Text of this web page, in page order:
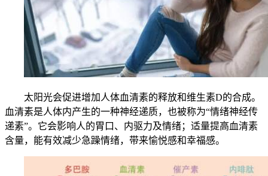
太阳光会促进增加人体血清素的释放和维生素D的合成。
血清素是人体内产生的一种神经递质，也被称为“情绪神经传
递素”。它会影响人的胃口、内驱力及情绪；适量提高血清素
含量，能有效减少急躁情绪，带来愉悦感和幸福感。